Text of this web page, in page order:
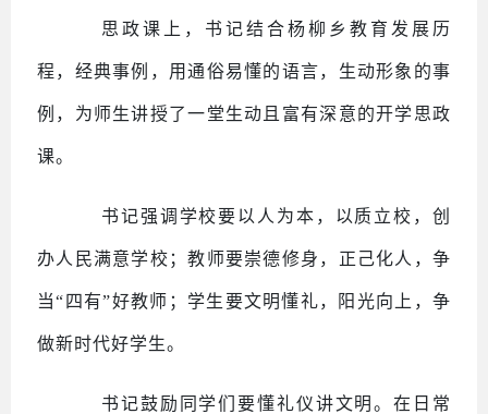
思政课上，书记结合杨柳乡教育发展历
程，经典事例，用通俗易懂的语言，生动形象的事
例，为师生讲授了一堂生动且富有深意的开学思政
课。
书记强调学校要以人为本，以质立校，创
办人民满意学校；教师要崇德修身，正己化人，争
当“四有”好教师；学生要文明懂礼，阳光向上，争
做新时代好学生。
书记鼓励同学们要懂礼仪讲文明。在日常